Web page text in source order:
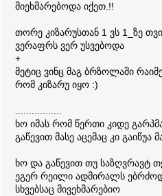
მიეხმარებოდა იქეთ.!!
თორე კიზარუსთან 1 ვს 1_ზე
ვერაფრს ვერ უსვებოდა
+
მეტიც ვინც მაგ ბრზოლაში
რომ კიზარუ იყო :)
ხო იმას რომ წერთი კიდე
გაწევით მასე აცემაც კი
ხო და გაწევით თუ საზღვრავტ
ეგერ რეილი ადმირალს
სხვებსაც მივეხმარებიო